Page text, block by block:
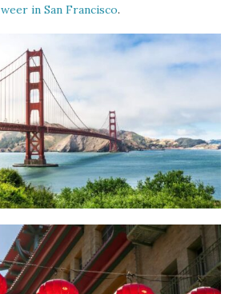
weer in San Francisco.